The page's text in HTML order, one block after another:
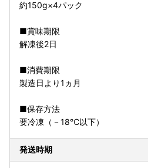
約150g×4パック
■賞味期限
解凍後2日
■消費期限
製造日より1ヵ月
■保存方法
要冷凍（－18℃以下）
発送時期